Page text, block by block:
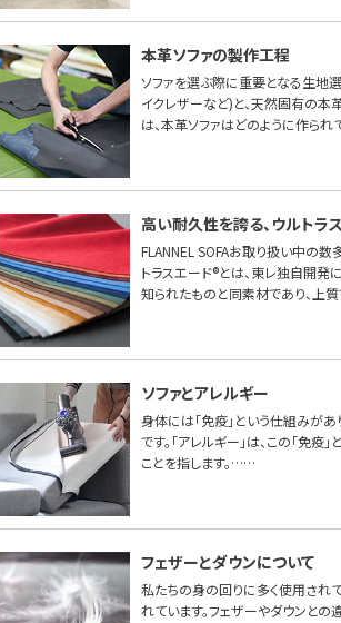
本革ソファの製作工程
ソファを選ぶ際に重要となる生地
イクレザーなど)と、天然固有の本
は、本革ソファはどのように作ら
高い耐久性を誇る、ウルトラ
FLANNEL SOFAお取り扱い中の数
トラスエード®とは、東レ独自開発
知られたものと同素材であり、上
ソファとアレルギー
身体には「免疫」という仕組みがあ
です。「アレルギー」は、この「免
ことを指します。……
フェザーとダウンについて
私たちの身の回りに多く使用されて
れています。フェザーやダウンと